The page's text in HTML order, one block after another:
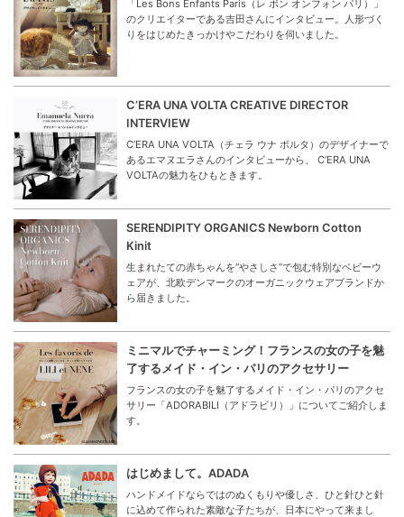
「Les Bons Enfants Paris（レ ボン オンフォン パリ）」
のクリエイターである吉田さんにインタビュー。人形づく
りをはじめたきっかけやこだわりを伺いました。
C’ERA UNA VOLTA CREATIVE DIRECTOR
INTERVIEW
C’ERA UNA VOLTA（チェラ ウナ ボルタ）のデザイナーで
あるエマヌエラさんのインタビューから、 C’ERA UNA
VOLTAの魅力をひもときます。
SERENDIPITY ORGANICS Newborn Cotton
Kinit
生まれたての赤ちゃんを“やさしさ”で包む特別なベビーウ
ェアが、北欧デンマークのオーガニックウェアブランドか
ら届きました。
ミニマルでチャーミング！フランスの女の子を魅
了するメイド・イン・パリのアクセサリー
フランスの女の子を魅了するメイド・イン・パリのアクセ
サリー「ADORABILI（アドラビリ）」についてご紹介しま
す。
はじめまして。ADADA
ハンドメイドならではのぬくもりや優しさ、ひと針ひと針
に込めて作られた素敵な子たちが、日本にやって来まし